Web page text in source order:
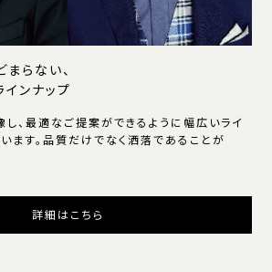
らない、
ンナップ
、最適なご提案ができるように幅広いライ
ます。品質だけでなく洒落であることが
詳細はこちら